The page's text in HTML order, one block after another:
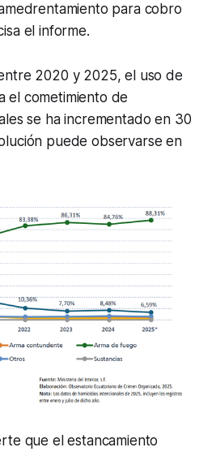
para cobro
el informe.
2020 y 2025, el uso de
el cometimiento de
se ha incrementado en 30
puede observarse en
que el estancamiento